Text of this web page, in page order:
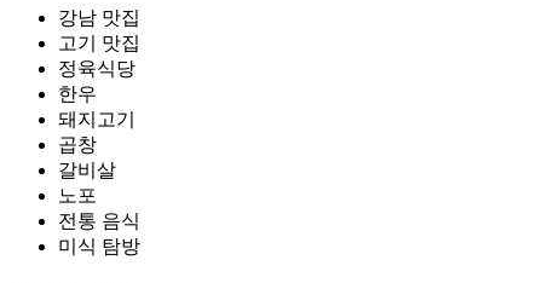
강남 맛집
고기 맛집
정육식당
한우
돼지고기
곱창
갈비살
노포
전통 음식
미식 탐방